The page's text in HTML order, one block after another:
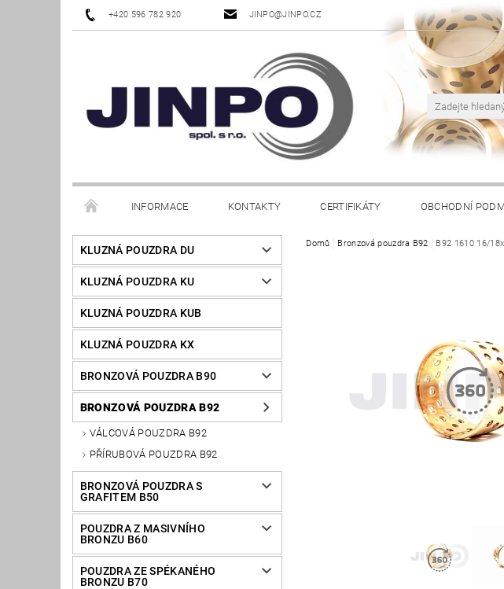
+420 596 782 920 JINPO@JINPO.CZ
INFORMACE KONTAKTY CERTIFIKÁTY OBCHODNÍ
KLUZNÁ POUZDRA DU
KLUZNÁ POUZDRA KU
KLUZNÁ POUZDRA KUB
KLUZNÁ POUZDRA KX
BRONZOVÁ POUZDRA B90
BRONZOVÁ POUZDRA B92
VÁLCOVÁ POUZDRA B92
PŘÍRUBOVÁ POUZDRA B92
BRONZOVÁ POUZDRA S
GRAFITEM B50
POUZDRA Z MASIVNÍHO
BRONZU B60
POUZDRA ZE SPÉKANÉHO
BRONZU B70
Domů Bronzová pouzdra B92 B92 1610 16/